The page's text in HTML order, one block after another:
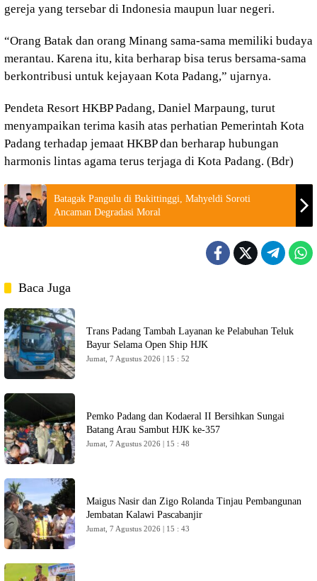
gereja yang tersebar di Indonesia maupun luar negeri.
“Orang Batak dan orang Minang sama-sama memiliki budaya
merantau. Karena itu, kita berharap bisa terus bersama-sama
berkontribusi untuk kejayaan Kota Padang,” ujarnya.
Pendeta Resort HKBP Padang, Daniel Marpaung, turut
menyampaikan terima kasih atas perhatian Pemerintah Kota
Padang terhadap jemaat HKBP dan berharap hubungan
harmonis lintas agama terus terjaga di Kota Padang. (Bdr)
Batagak Pangulu di Bukittinggi, Mahyeldi Soroti
Ancaman Degradasi Moral
Baca Juga
Trans Padang Tambah Layanan ke Pelabuhan Teluk
Bayur Selama Open Ship HJK
Jumat, 7 Agustus 2026 | 15 : 52
Pemko Padang dan Kodaeral II Bersihkan Sungai
Batang Arau Sambut HJK ke-357
Jumat, 7 Agustus 2026 | 15 : 48
Maigus Nasir dan Zigo Rolanda Tinjau Pembangunan
Jembatan Kalawi Pascabanjir
Jumat, 7 Agustus 2026 | 15 : 43